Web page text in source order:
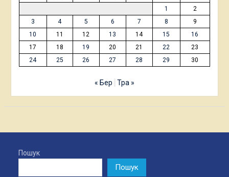
1
2
3
4 5 6 7 8
9
10
11 12 13 14 15
16
17
18 19 20 21 22
23
24
25 26 27 28 29 30
« Бер Тра »
Пошук
Пошук